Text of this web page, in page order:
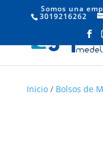
Somos una
3019216262
Inicio/ Bolsos de